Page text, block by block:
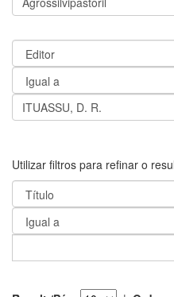
Utilizar filtros para refinar o